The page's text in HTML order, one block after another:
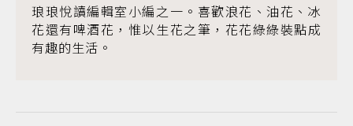
琅琅悅讀編輯室小編之一。喜歡浪花、油花、冰
花還有啤酒花，惟以生花之筆，花花綠綠裝點成
有趣的生活。